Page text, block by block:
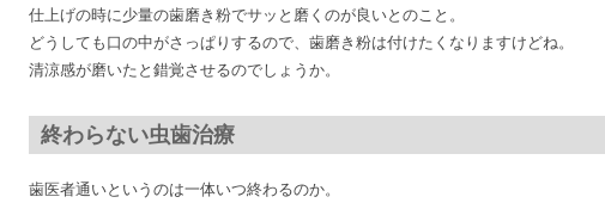
仕上げの時に少量の歯磨き粉でサッと磨くのが良いとのこと。
どうしても口の中がさっぱりするので、歯磨き粉は付けたくなりますけどね。
清涼感が磨いたと錯覚させるのでしょうか。
終わらない虫歯治療
歯医者通いというのは一体いつ終わるのか。